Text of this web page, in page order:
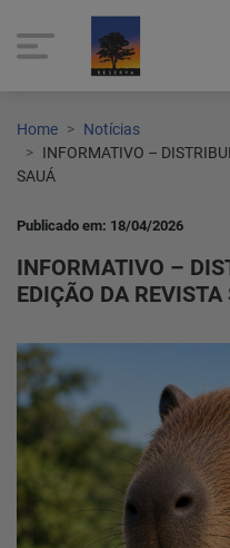
Home
Home
Notícias
INFORMATIVO –
SAUÁ
Publicado em: 18/04/2026
INFORMATIVO –
EDIÇÃO DA REVISTA